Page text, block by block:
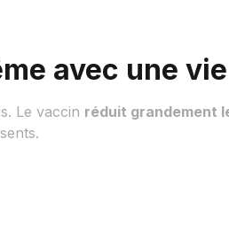
avec une
Le vaccin réduit grandement